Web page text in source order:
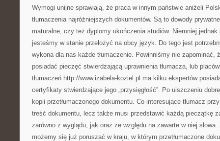
Wymogi unijne sprawiają, że praca w innym państwie aniżeli
tłumaczenia najróżniejszych dokumentów. Są to dowody
maturalne, czy też dyplomy ukończenia studiów. Niemniej
jesteśmy w stanie przełożyć na obcy język. Do tego jest
wykona dla nas każde tłumaczenie. Powinniśmy nie zapominać,
posiadać pieczęć stwierdzającą uprawnienia tłumacza, lub
tłumaczeń http://www.izabela-koziel.pl ma kilku ekspertów
certyfikaty stwierdzające jego „przysięgłość”. Po uiszczeniu
kopii przetłumaczonego dokumentu. Co interesujące tłumacz
treść dokumentu, lecz także musi przedstawić każdą pieczątkę
zarówno z wyglądu, jak oraz ze względu na zawarte w niej
możemy się już poruszać w kraju, w którym przetłumaczone